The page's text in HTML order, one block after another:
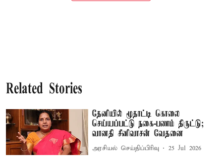
Related Stories
தேனியில் மூதாட்டி கொலை
செய்யப்பட்டு நகை-பணம் திருட்டு;
வானதி சீனிவாசன் வேதனை
அரசியல் செய்திப்பிரிவு 25 Jul 2026